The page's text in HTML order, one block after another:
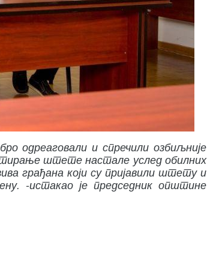
одреаговали и спречили озбиљније
штете настале услед обилних
грађана који су пријавили штету и
-истакао је председник општине